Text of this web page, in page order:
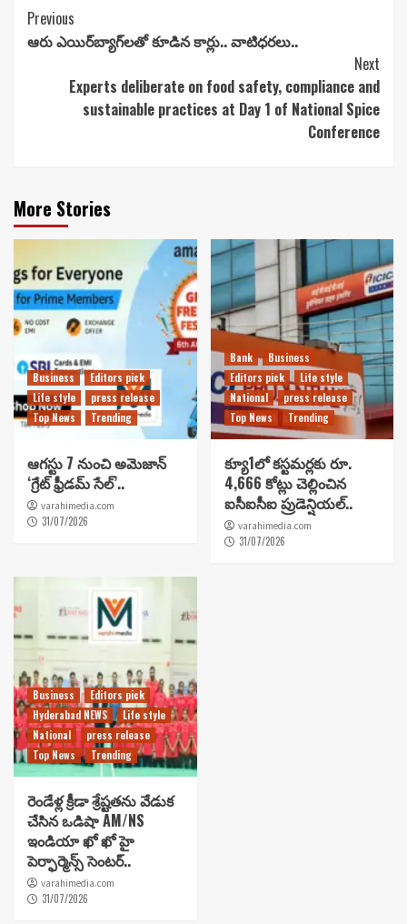
Continue
Reading
Previous
ఆరు ఎయిర్‌బ్యాగ్‌లతో కూడిన కార్లు.. వాటిధరలు..
Next
Experts deliberate on food safety, compliance and
sustainable practices at Day 1 of National Spice
Conference
More Stories
Business
Editors pick
Life style
press release
Top News
Trending
ఆగస్టు 7 నుంచి అమెజాన్
‘గ్రేట్ ఫ్రీడమ్ సేల్’..
varahimedia.com
31/07/2026
Bank
Business
Editors pick
Life style
National
press release
Top News
Trending
క్యూ1లో కస్టమర్లకు రూ.
4,666 కోట్లు చెల్లించిన
ఐసీఐసీఐ ప్రుడెన్షియల్..
varahimedia.com
31/07/2026
Business
Editors pick
Hyderabad NEWS
Life style
National
press release
Top News
Trending
రెండేళ్ల క్రీడా శ్రేష్టతను వేడుక
చేసిన ఒడిషా AM/NS
ఇండియా ఖో ఖో హై
పెర్ఫార్మెన్స్ సెంటర్..
varahimedia.com
31/07/2026